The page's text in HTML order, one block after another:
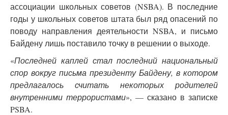
ассоциации школьных советов (NSBA). В последние
годы у школьных советов штата был ряд опасений по
поводу направления деятельности NSBA, и письмо
Байдену лишь поставило точку в решении о выходе.
«Последней каплей стал последний национальный
спор вокруг письма президенту Байдену, в котором
предлагалось считать некоторых родителей
внутренними террористами», — сказано в записке
PSBA.